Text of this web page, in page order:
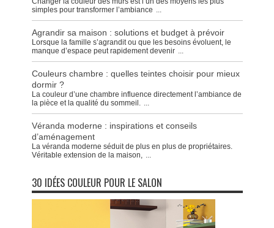
simples pour transformer l’ambiance ...
Agrandir sa maison : solutions et budget à prévoir
Lorsque la famille s’agrandit ou que les besoins évoluent, le
manque d’espace peut rapidement devenir ...
Couleurs chambre : quelles teintes choisir pour mieux
dormir ?
La couleur d’une chambre influence directement l’ambiance de
la pièce et la qualité du sommeil. ...
Véranda moderne : inspirations et conseils
d’aménagement
La véranda moderne séduit de plus en plus de propriétaires.
Véritable extension de la maison, ...
30 IDÉES COULEUR POUR LE SALON